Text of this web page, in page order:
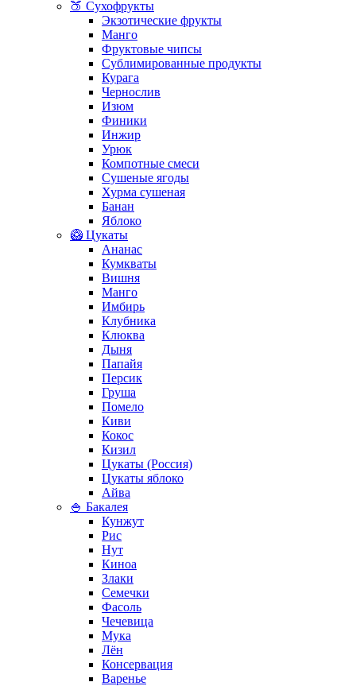
🍑 Сухофрукты
Экзотические фрукты
Манго
Фруктовые чипсы
Сублимированные продукты
Курага
Чернослив
Изюм
Финики
Инжир
Урюк
Компотные смеси
Сушеные ягоды
Хурма сушеная
Банан
Яблоко
🥝 Цукаты
Ананас
Кумкваты
Вишня
Манго
Имбирь
Клубника
Клюква
Дыня
Папайя
Персик
Груша
Помело
Киви
Кокос
Кизил
Цукаты (Россия)
Цукаты яблоко
Айва
🍚 Бакалея
Кунжут
Рис
Нут
Киноа
Злаки
Семечки
Фасоль
Чечевица
Мука
Лён
Консервация
Варенье